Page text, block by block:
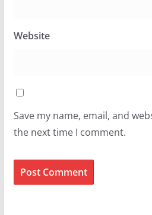
Website
Save my name, email, and
the next time I comment.